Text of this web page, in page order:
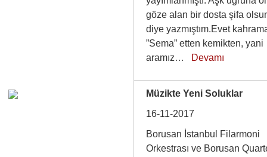
göze alan bir dosta şifa
diye yazmıştım.Evet
”Sema” etten kemikten, yani
aramız… Devamı
Müzikte Yeni Soluklar
16-11-2017
Borusan İstanbul Filarmoni
Orkestrası ve Borusan